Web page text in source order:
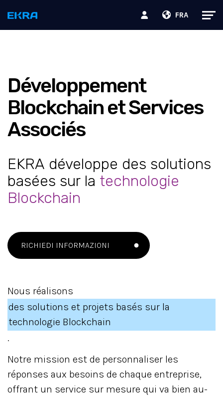
FRA
Développement
Blockchain et Services
Associés
EKRA développe des solutions
basées sur la technologie
Blockchain
RICHIEDI INFORMAZIONI
Nous réalisons
des solutions et projets basés sur la
technologie Blockchain
.
Notre mission est de personnaliser les
réponses aux besoins de chaque entreprise,
offrant un service sur mesure qui va bien au-